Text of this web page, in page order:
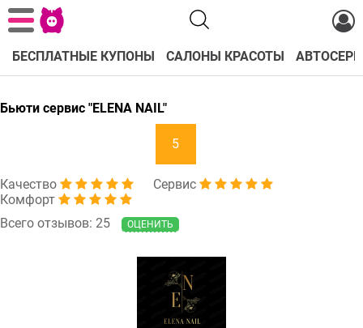
БЕСПЛАТНЫЕ КУПОНЫ САЛОНЫ КРАСОТЫ
Бьюти сервис "ELENA NAIL"
5
Качество
Сервис
Комфорт
Всего отзывов: 25
ОЦЕНИТЬ